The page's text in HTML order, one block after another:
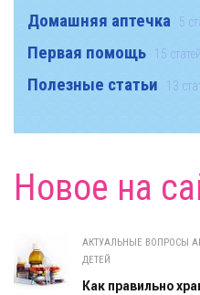
Домашняя аптечка 5
Первая помощь 15 статей
Полезные статьи 13
Новое на
АКТУАЛЬНЫЕ ВОПРОСЫ
ДЕТЕЙ
Как правильно